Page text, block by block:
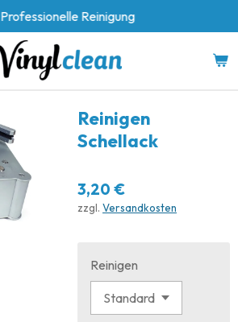
Professionelle Reinigung
Reinigen
Schellack
3,20 €
zzgl. Versandkosten
Reinigen